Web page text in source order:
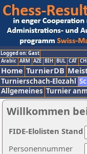
Logged on: Gast
Arabic ARM AZE BIH BUL CAT
Home TurnierDB
Turnierschach-Elozahl
Allgemeines Turnier
Willkommen
Personennummer
FIDE-Elolisten Stand